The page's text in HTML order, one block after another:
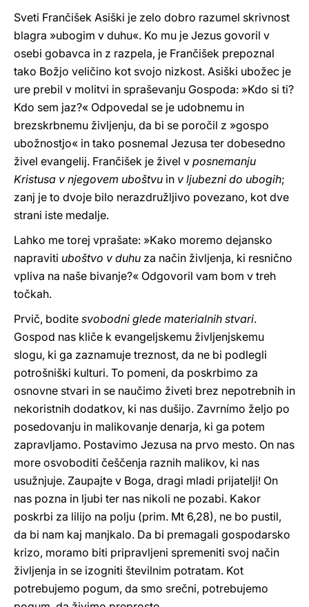
Sveti Frančišek Asiški je zelo dobro razumel skrivnost
blagra »ubogim v duhu«. Ko mu je Jezus govoril v
osebi gobavca in z razpela, je Frančišek prepoznal
tako Božjo veličino kot svojo nizkost. Asiški ubožec je
ure prebil v molitvi in spraševanju Gospoda: »Kdo si ti?
Kdo sem jaz?« Odpovedal se je udobnemu in
brezskrbnemu življenju, da bi se poročil z »gospo
ubožnostjo« in tako posnemal Jezusa ter dobesedno
živel evangelij. Frančišek je živel v posnemanju
Kristusa v njegovem uboštvu in v ljubezni do ubogih;
zanj je to dvoje bilo nerazdružljivo povezano, kot dve
strani iste medalje.
Lahko me torej vprašate: »Kako moremo dejansko
napraviti uboštvo v duhu za način življenja, ki resnično
vpliva na naše bivanje?« Odgovoril vam bom v treh
točkah.
Prvič, bodite svobodni glede materialnih stvari.
Gospod nas kliče k evangeljskemu življenjskemu
slogu, ki ga zaznamuje treznost, da ne bi podlegli
potrošniški kulturi. To pomeni, da poskrbimo za
osnovne stvari in se naučimo živeti brez nepotrebnih in
nekoristnih dodatkov, ki nas dušijo. Zavrnímo željo po
posedovanju in malikovanje denarja, ki ga potem
zapravljamo. Postavimo Jezusa na prvo mesto. On nas
more osvoboditi češčenja raznih malikov, ki nas
usužnjuje. Zaupajte v Boga, dragi mladi prijatelji! On
nas pozna in ljubi ter nas nikoli ne pozabi. Kakor
poskrbi za lilijo na polju (prim. Mt 6,28), ne bo pustil,
da bi nam kaj manjkalo. Da bi premagali gospodarsko
krizo, moramo biti pripravljeni spremeniti svoj način
življenja in se izogniti številnim potratam. Kot
potrebujemo pogum, da smo srečni, potrebujemo